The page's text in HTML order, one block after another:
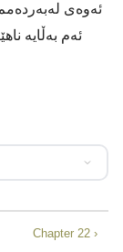
ئەوەی
ئەم بەڵایە
Chapter 22 ›